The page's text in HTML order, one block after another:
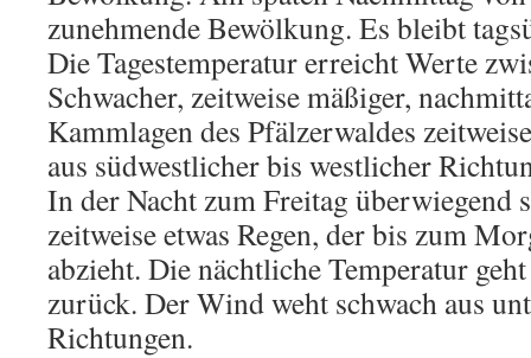
zunehmende Bewölkung. Es bleibt
Die Tagestemperatur erreicht Werte
Schwacher, zeitweise mäßiger,
Kammlagen des Pfälzerwaldes
aus südwestlicher bis westlicher
In der Nacht zum Freitag überwiegend
zeitweise etwas Regen, der bis zum
abzieht. Die nächtliche Temperatur
zurück. Der Wind weht schwach aus
Richtungen.